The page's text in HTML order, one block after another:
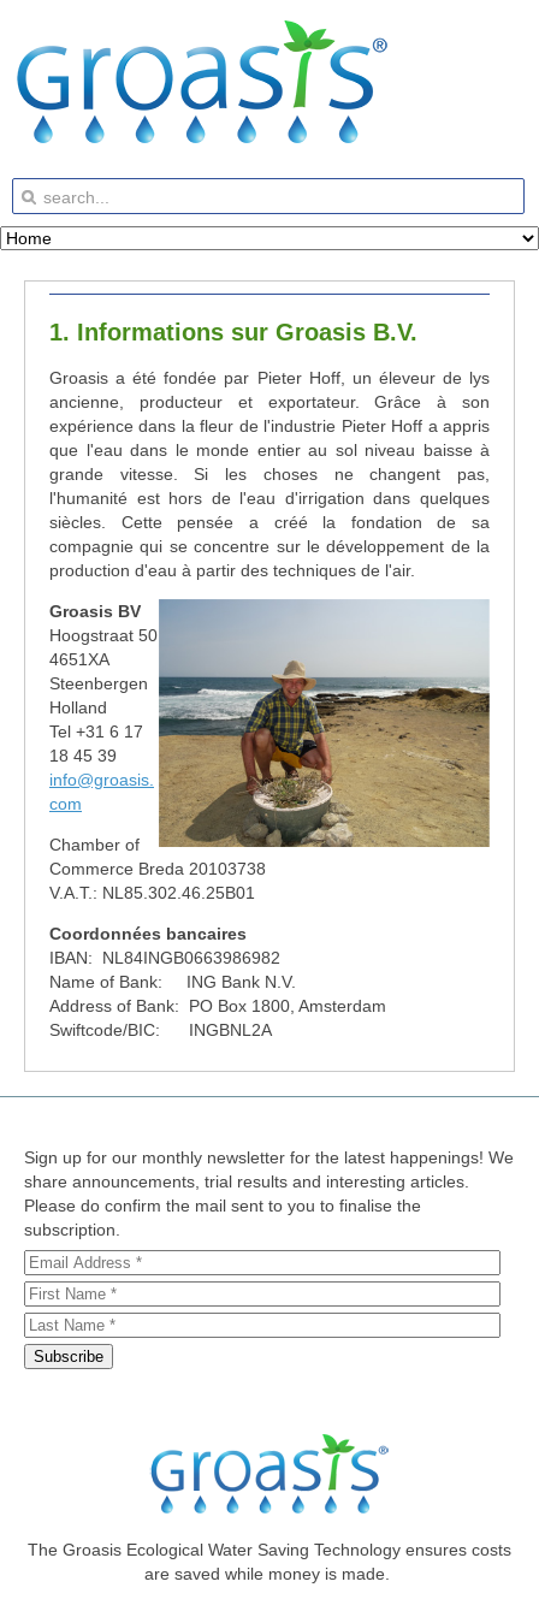
1. Informations sur Groasis B.V.
Groasis a été fondée par Pieter Hoff, un éleveur de lys
ancienne, producteur et exportateur. Grâce à son
expérience dans la fleur de l'industrie Pieter Hoff a appris
que l'eau dans le monde entier au sol niveau baisse à
grande vitesse. Si les choses ne changent pas,
l'humanité est hors de l'eau d'irrigation dans quelques
siècles. Cette pensée a créé la fondation de sa
compagnie qui se concentre sur le développement de la
production d'eau à partir des techniques de l'air.
Groasis BV
Hoogstraat 50
4651XA
Steenbergen
Holland
Tel +31 6 17
18 45 39
info@groasis.
com
Chamber of
Commerce Breda 20103738
V.A.T.: NL85.302.46.25B01
Coordonnées bancaires
IBAN: NL84INGB0663986982
Name of Bank: ING Bank N.V.
Address of Bank: PO Box 1800, Amsterdam
Swiftcode/BIC: INGBNL2A
Sign up for our monthly newsletter for the latest happenings! We
share announcements, trial results and interesting articles.
Please do confirm the mail sent to you to finalise the
subscription.
The Groasis Ecological Water Saving Technology ensures costs
are saved while money is made.